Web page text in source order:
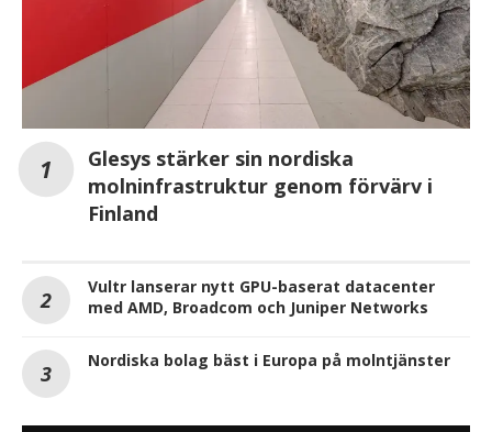
Glesys stärker sin nordiska
molninfrastruktur genom förvärv i
Finland
Vultr lanserar nytt GPU-baserat datacenter
med AMD, Broadcom och Juniper Networks
Nordiska bolag bäst i Europa på molntjänster